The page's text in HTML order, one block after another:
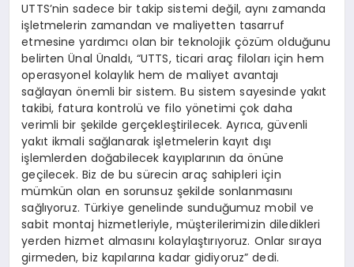
UTTS’nin sadece bir takip sistemi değil, aynı zamanda
işletmelerin zamandan ve maliyetten tasarruf
etmesine yardımcı olan bir teknolojik çözüm olduğunu
belirten Ünal Ünaldı, “UTTS, ticari araç filoları için hem
operasyonel kolaylık hem de maliyet avantajı
sağlayan önemli bir sistem. Bu sistem sayesinde yakıt
takibi, fatura kontrolü ve filo yönetimi çok daha
verimli bir şekilde gerçekleştirilecek. Ayrıca, güvenli
yakıt ikmali sağlanarak işletmelerin kayıt dışı
işlemlerden doğabilecek kayıplarının da önüne
geçilecek. Biz de bu sürecin araç sahipleri için
mümkün olan en sorunsuz şekilde sonlanmasını
sağlıyoruz. Türkiye genelinde sunduğumuz mobil ve
sabit montaj hizmetleriyle, müşterilerimizin diledikleri
yerden hizmet almasını kolaylaştırıyoruz. Onlar sıraya
girmeden, biz kapılarına kadar gidiyoruz” dedi.